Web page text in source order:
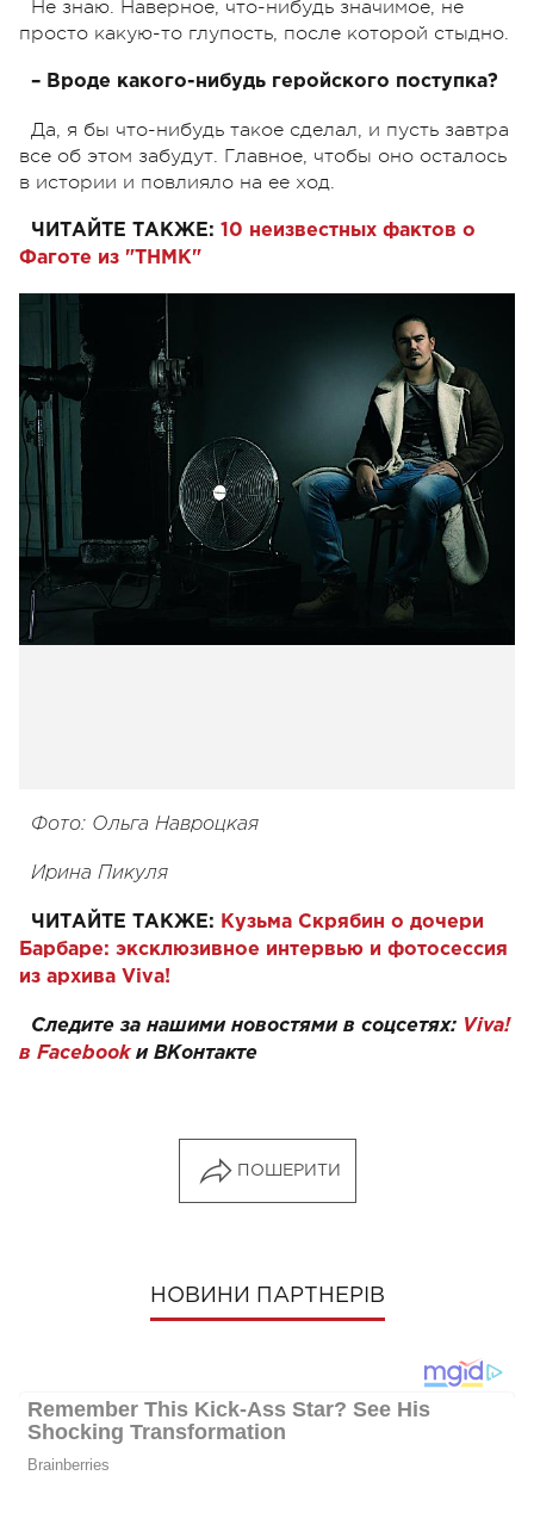
Не знаю. Наверное, что-нибудь значимое, не
просто какую-то глупость, после которой стыдно.
– Вроде какого-нибудь геройского поступка?
Да, я бы что-нибудь такое сделал, и пусть завтра
все об этом забудут. Главное, чтобы оно осталось
в истории и повлияло на ее ход.
ЧИТАЙТЕ ТАКЖЕ: 10 неизвестных фактов о
Фаготе из "ТНМК"
Фото: Ольга Навроцкая
Ирина Пикуля
ЧИТАЙТЕ ТАКЖЕ: Кузьма Скрябин о дочери
Барбаре: эксклюзивное интервью и фотосессия
из архива Viva!
Следите за нашими новостями в соцсетях: Viva!
в Facebookи ВКонтакте
ПОШЕРИТИ
НОВИНИ ПАРТНЕРІВ